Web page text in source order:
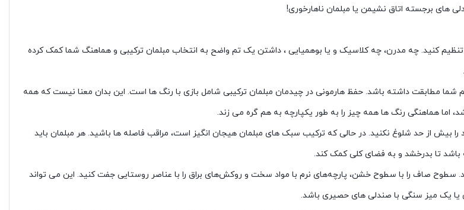
های برجسته اتاق نشیمن یا مبلمان ناهارخوری!
تنظیم کنید. چه مدرن، چه کلاسیک و یا بوهمیایی ، داشتن یک تم واضح به انتخاب مبلمان ترکیبی و هماهنگ شما کمک کرده
تم شما مطابقت داشته باشد. حفظ هارمونی در چیدمان مبلمان ترکیبی شامل بازی با رنگ ها است. این بدان معنا نیست که همه
اما هماهنگی رنگ ها همه چیز را به طور یکپارچه به هم گره می زند.
را بیش از حد شلوغ نکنید. در حالی که ترکیب سبک های مبلمان هیجان انگیز است، مراقب فاصله ها باشید. هر مبلمان باید
تا بدرخشد و به فضای کلی کمک کند.
سطوح صاف را با سطوح خشن، پارچه‌های نرم با مواد سخت و روکش‌های براق را با عناصر روستایی جفت کنید. این می تواند
یا یک میز سنگی با صندلی های حصیری باشد.